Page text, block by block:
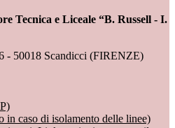
Tecnica e Liceale “B. Russell - I.
- 50018 Scandicci (FIRENZE)
in caso di isolamento delle linee)